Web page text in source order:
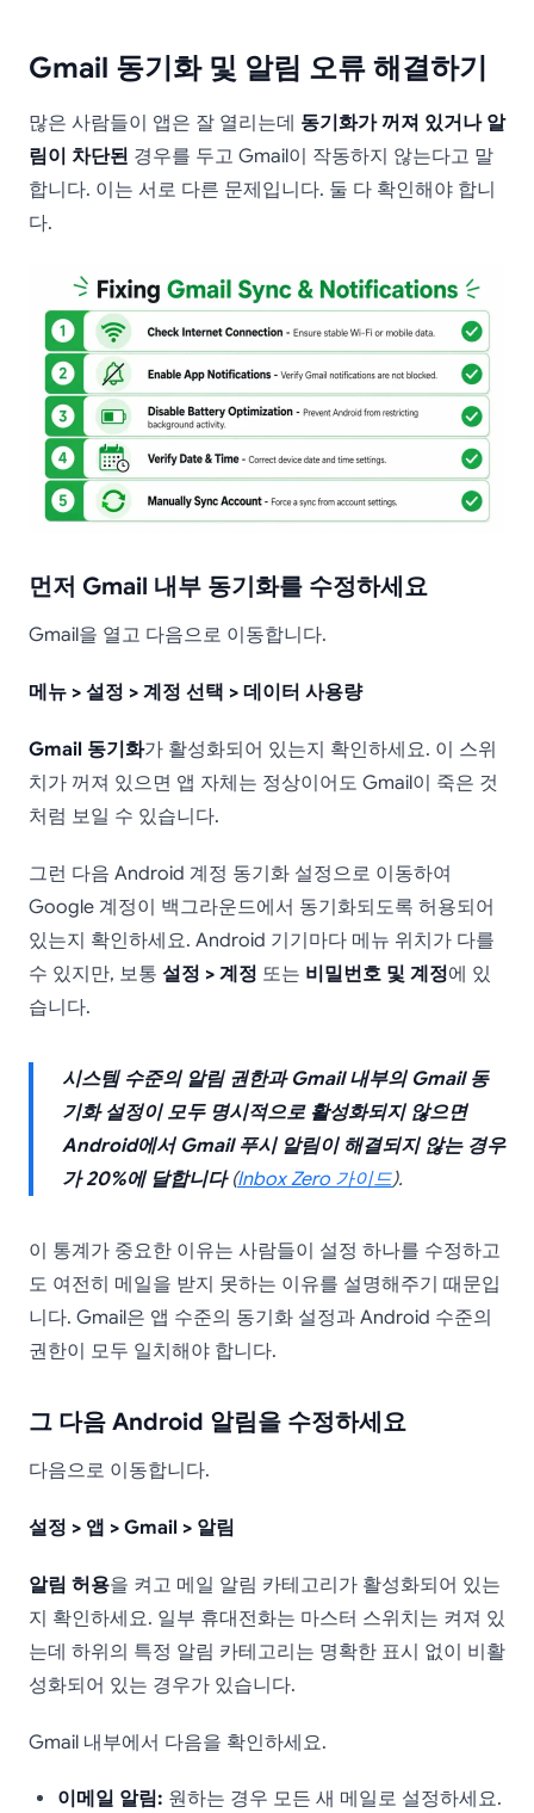
Gmail 동기화 및 알림 오류 해결하기
많은 사람들이 앱은 잘 열리는데 동기화가 꺼져 있거나 알
림이 차단된 경우를 두고 Gmail이 작동하지 않는다고 말
합니다. 이는 서로 다른 문제입니다. 둘 다 확인해야 합니
다.
먼저 Gmail 내부 동기화를 수정하세요
Gmail을 열고 다음으로 이동합니다.
메뉴 > 설정 > 계정 선택 > 데이터 사용량
Gmail 동기화가 활성화되어 있는지 확인하세요. 이 스위
치가 꺼져 있으면 앱 자체는 정상이어도 Gmail이 죽은 것
처럼 보일 수 있습니다.
그런 다음 Android 계정 동기화 설정으로 이동하여
Google 계정이 백그라운드에서 동기화되도록 허용되어
있는지 확인하세요. Android 기기마다 메뉴 위치가 다를
수 있지만, 보통 설정 > 계정 또는 비밀번호 및 계정에 있
습니다.
시스템 수준의 알림 권한과 Gmail 내부의 Gmail 동
기화 설정이 모두 명시적으로 활성화되지 않으면
Android에서 Gmail 푸시 알림이 해결되지 않는 경우
가 20%에 달합니다(Inbox Zero 가이드).
이 통계가 중요한 이유는 사람들이 설정 하나를 수정하고
도 여전히 메일을 받지 못하는 이유를 설명해주기 때문입
니다. Gmail은 앱 수준의 동기화 설정과 Android 수준의
권한이 모두 일치해야 합니다.
그 다음 Android 알림을 수정하세요
다음으로 이동합니다.
설정 > 앱 > Gmail > 알림
알림 허용을 켜고 메일 알림 카테고리가 활성화되어 있는
지 확인하세요. 일부 휴대전화는 마스터 스위치는 켜져 있
는데 하위의 특정 알림 카테고리는 명확한 표시 없이 비활
성화되어 있는 경우가 있습니다.
Gmail 내부에서 다음을 확인하세요.
이메일 알림: 원하는 경우 모든 새 메일로 설정하세요.